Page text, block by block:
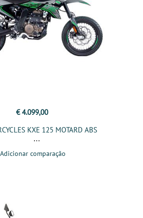
€ 4.099,00
KXE 125 MOTARD ABS
Adicionar comparação